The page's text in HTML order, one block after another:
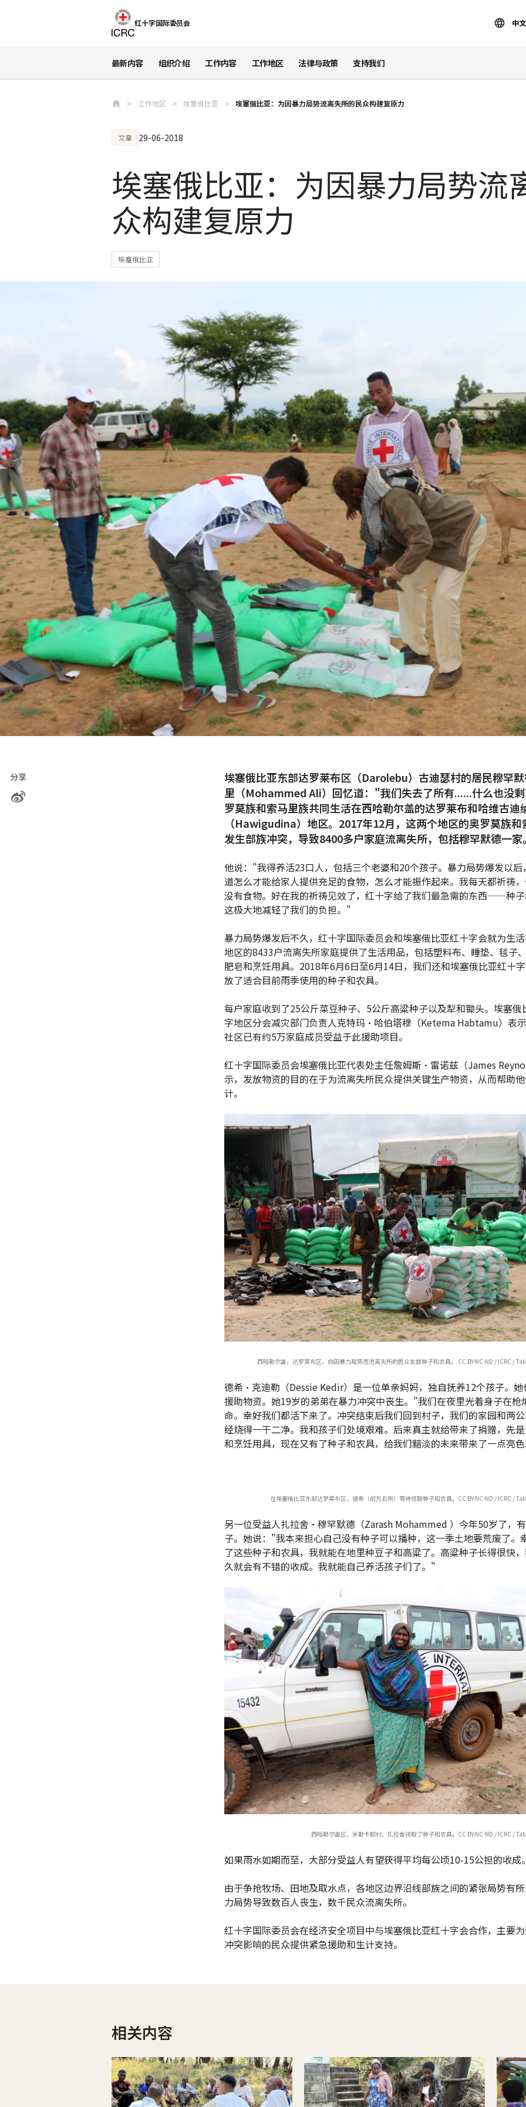
红十字国际委员会 中文
最新内容 组织介绍 工作内容 工作地区 法律与政策 支持我们
工作地区 埃塞俄比亚 埃塞俄比亚：为因暴力局势流离失所的民众构建复原力
文章 29-06-2018
埃塞俄比亚：为因暴力局势流
众构建复原力
埃塞俄比亚
分享
埃塞俄比亚东部达罗莱布区（Darolebu）古迪瑟村的居民穆罕
里（Mohammed Ali）回忆道："我们失去了所有......什么也没
罗莫族和索马里族共同生活在西哈勒尔盖的达罗莱布和哈维古迪
（Hawigudina）地区。2017年12月，这两个地区的奥罗莫族和
发生部族冲突，导致8400多户家庭流离失所，包括穆罕默德一家
他说："我得养活23口人，包括三个老婆和20个孩子。暴力局势爆发以后
道怎么才能给家人提供充足的食物，怎么才能振作起来。我每天都祈祷
没有食物。好在我的祈祷见效了，红十字给了我们最急需的东西——种
这极大地减轻了我们的负担。"
暴力局势爆发后不久，红十字国际委员会和埃塞俄比亚红十字会就为生
地区的8433户流离失所家庭提供了生活用品，包括塑料布、睡垫、毯子
肥皂和烹饪用具。2018年6月6日至6月14日，我们还和埃塞俄比亚红十
放了适合目前雨季使用的种子和农具。
每户家庭收到了25公斤菜豆种子、5公斤高粱种子以及犁和锄头。埃塞俄
字地区分会减灾部门负责人克特玛·哈伯塔穆（Ketema Habtamu）表
社区已有约5万家庭成员受益于此援助项目。
红十字国际委员会埃塞俄比亚代表处主任詹姆斯·雷诺兹（James
示，发放物资的目的在于为流离失所民众提供关键生产物资，从而帮助
计。
西哈勒尔盖，达罗莱布区，向因暴力局势而流离失所的民众发放种子和农具。 CC BY-NC-ND / ICRC /
德希·克迪勒（Dessie Kedir）是一位单亲妈妈，独自抚养12个孩子。她
援助物资。她19岁的弟弟在暴力冲突中丧生。"我们在夜里光着身子在枪
命。幸好我们都活下来了。冲突结束后我们回到村子，我们的家园和两
经烧得一干二净。我和孩子们处境艰难。后来真主就给带来了捐赠，先
和烹饪用具，现在又有了种子和农具，给我们黯淡的未来带来了一点亮
在埃塞俄比亚东部达罗莱布区，德希（前方右侧）等待领取种子和农具。CC BY-NC-ND / ICRC /
另一位受益人扎拉舍·穆罕默德（Zarash Mohammed ）今年50岁了，
子。她说："我本来担心自己没有种子可以播种，这一季土地要荒废了。
了这些种子和农具，我就能在地里种豆子和高粱了。高粱种子长得很快
久就会有不错的收成。我就能自己养活孩子们了。"
西哈勒尔盖区，米勒卡耶村，扎拉舍领取了种子和农具。CC BY-NC-ND / ICRC /
如果雨水如期而至，大部分受益人有望获得平均每公顷10-15公担的收成
由于争抢牧场、田地及取水点，各地区边界沿线部族之间的紧张局势有
力局势导致数百人丧生，数千民众流离失所。
红十字国际委员会在经济安全项目中与埃塞俄比亚红十字会合作，主要
冲突影响的民众提供紧急援助和生计支持。
相关内容